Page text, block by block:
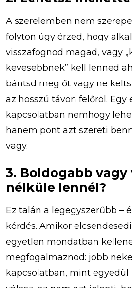
A szerelemben nem
folyton úgy érzed, hogy
visszafognod magad, vagy
kevesebbnek” kell lenned
bántsd meg őt vagy ne
az hosszú távon felőröl. Egy
kapcsolatban nemhogy
hanem pont azt szereti
vagy.
3. Boldogabb vagy
nélküle lennél?
Ez talán a legegyszerűbb –
kérdés. Amikor
egyetlen mondatban
megfogalmaznod: jobb
kapcsolatban, mint egyedül